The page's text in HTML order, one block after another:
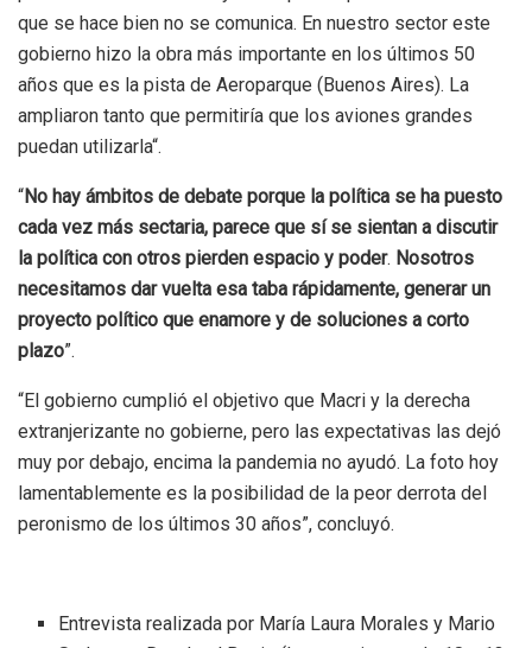
que se hace bien no se comunica. En nuestro sector este
gobierno hizo la obra más importante en los últimos 50
años que es la pista de Aeroparque (Buenos Aires). La
ampliaron tanto que permitiría que los aviones grandes
puedan utilizarla“.
“No hay ámbitos de debate porque la política se ha puesto
cada vez más sectaria, parece que sí se sientan a discutir
la política con otros pierden espacio y poder. Nosotros
necesitamos dar vuelta esa taba rápidamente, generar un
proyecto político que enamore y de soluciones a corto
plazo”.
“El gobierno cumplió el objetivo que Macri y la derecha
extranjerizante no gobierne, pero las expectativas las dejó
muy por debajo, encima la pandemia no ayudó. La foto hoy
lamentablemente es la posibilidad de la peor derrota del
peronismo de los últimos 30 años”, concluyó.
Entrevista realizada por María Laura Morales y Mario